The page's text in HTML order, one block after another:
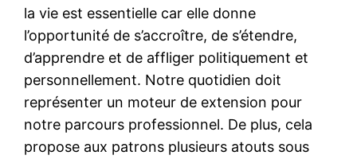
la vie est essentielle car elle donne
l’opportunité de s’accroître, de s’étendre,
d’apprendre et de affliger politiquement et
personnellement. Notre quotidien doit
représenter un moteur de extension pour
notre parcours professionnel. De plus, cela
propose aux patrons plusieurs atouts sous